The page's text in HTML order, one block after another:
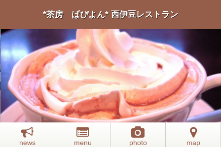
*茶房 ぱぴよん* 西伊豆レストラン
news menu photo map